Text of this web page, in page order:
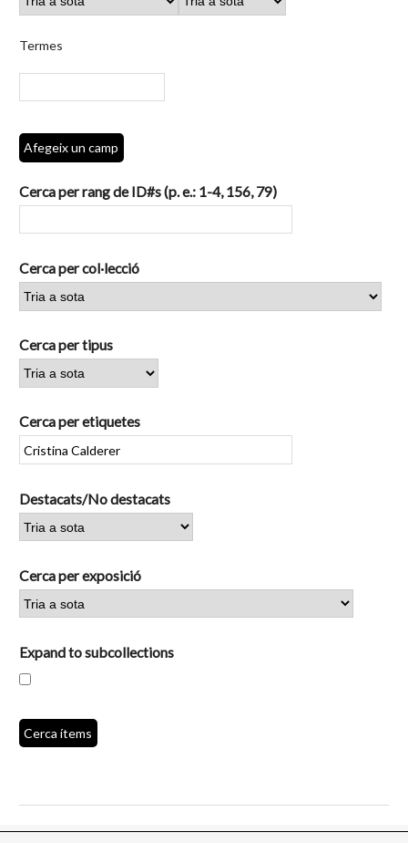
"Cerca
camps
Termes
Afegeix un camp
Cerca per rang de ID#s (p. e.: 1-4, 156, 79)
Cerca per col·lecció
Cerca per tipus
Cerca per etiquetes
Destacats/No destacats
Cerca per exposició
Expand to subcollections